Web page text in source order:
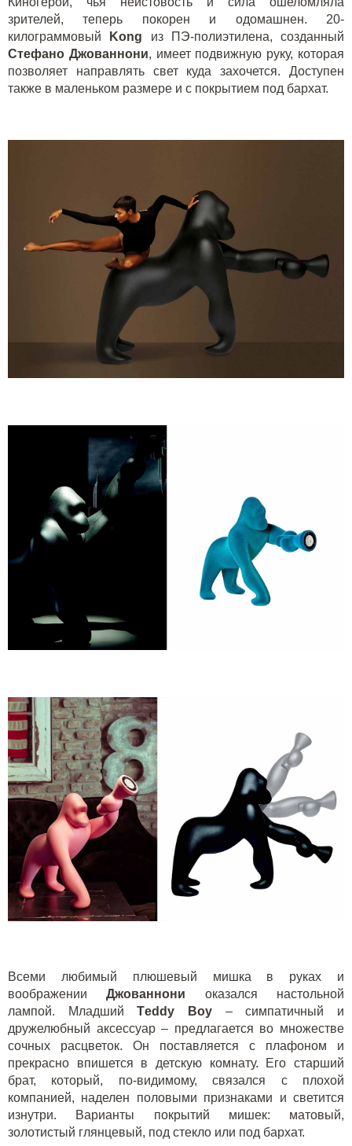
зрителей, теперь покорен и одомашнен. 20-
килограммовый
Kong
из ПЭ-полиэтилена, созданный
Стефано Джованнони, имеет подвижную руку, которая
позволяет направлять свет куда захочется. Доступен
также в маленьком размере и с покрытием под бархат.
Всеми любимый плюшевый мишка в руках и
воображенииДжованнони оказался настольной
лампой. МладшийTeddy Boy
– симпатичный и
дружелюбный аксессуар – предлагается во множестве
сочных расцветок. Он поставляется с плафоном и
прекрасно впишется в детскую комнату. Его старший
брат, который, по-видимому, связался с плохой
компанией, наделен половыми признаками и светится
изнутри. Варианты покрытий мишек: матовый,
золотистый глянцевый, под стекло или под бархат.